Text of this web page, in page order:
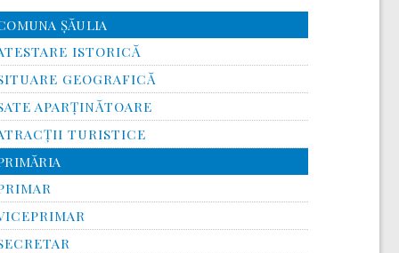
ŞĂULIA
ISTORICĂ
GEOGRAFICĂ
APARȚINĂTOARE
TURISTICE